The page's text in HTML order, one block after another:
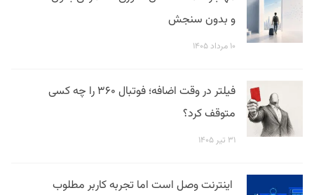
و بدون سنجش
۱۰ مرداد ۱۴۰۵
فیلتر در وقت اضافه؛ فوتبال ۳۶۰ را چه کسی
متوقف کرد؟
۳۱ تیر ۱۴۰۵
اینترنت وصل است اما تجربه کاربر مطلوب